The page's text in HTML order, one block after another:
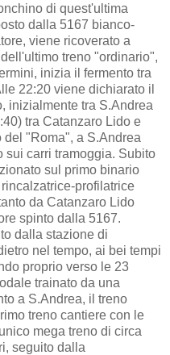
di quest'ultima
dalla 5167 bianco-
viene ricoverato a
treno "ordinario",
inizia il fermento tra
22:20 viene dichiarato il
inizialmente tra S.Andrea
tra Catanzaro Lido e
"Roma", a S.Andrea
sui carri tramoggia. Subito
sul primo binario
profilatrice
da Catanzaro Lido
spinto dalla 5167.
dalla stazione di
nel tempo, ai bei tempi
proprio verso le 23
trainato da una
a S.Andrea, il treno
treno cantiere con le
mega treno di circa
seguito dalla